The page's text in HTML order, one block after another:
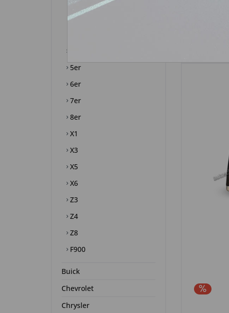
Transponder
5er
6er
7er
8er
X1
X3
X5
X6
Z3
Z4
Z8
F900
Buick
Chevrolet
Chrysler